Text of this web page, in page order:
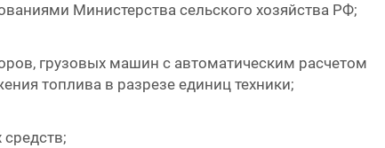
Министерства сельского хозяйства РФ;
грузовых машин с автоматическим расчетом
топлива в разрезе единиц техники;